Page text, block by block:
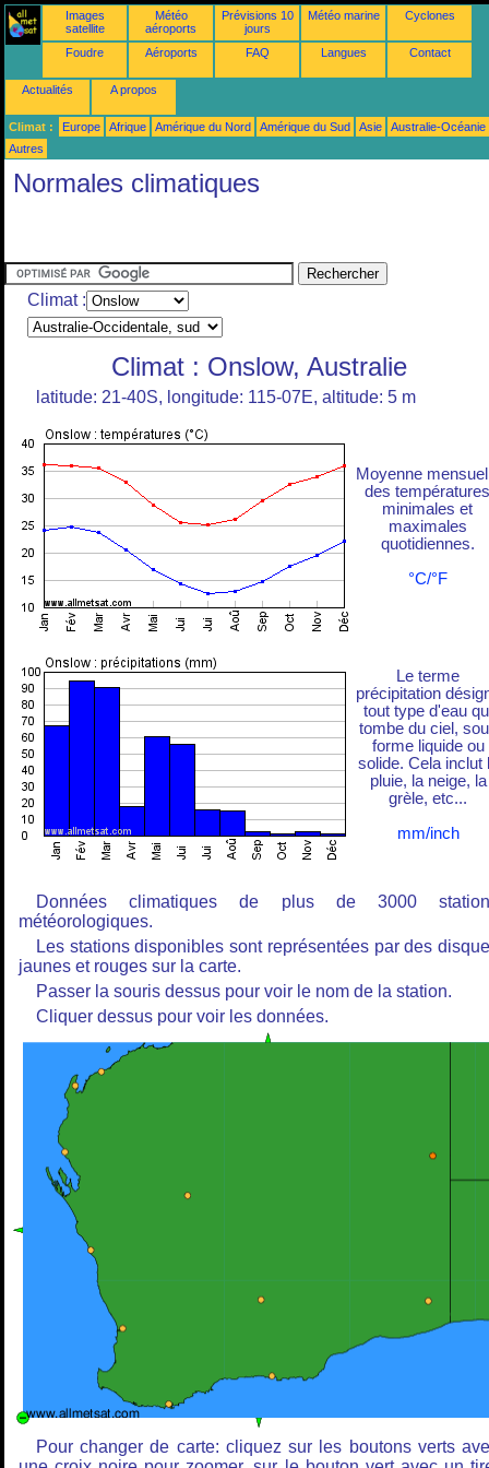
Images
satellite
Météo
aéroports
Prévisions 10
jours
Météo marine Cyclones
Foudre Aéroports FAQ Langues Contact
Actualités A propos
Climat : Europe Afrique Amérique du Nord Amérique du Sud Asie
Australie-Océanie
Autres
Normales climatiques
Climat :
Climat : Onslow, Australie
latitude: 21-40S, longitude: 115-07E, altitude: 5 m
Moyenne
des températures
minimales et
maximales
quotidiennes.
°C/°F
Le terme
précipitation
tout type d'eau
tombe du ciel,
forme liquide ou
solide. Cela inclut
pluie, la neige, la
grèle, etc...
mm/inch
Données climatiques de plus de 3000
météorologiques.
Les stations disponibles sont représentées par des
jaunes et rouges sur la carte.
Passer la souris dessus pour voir le nom de la station.
Cliquer dessus pour voir les données.
Pour changer de carte: cliquez sur les boutons verts